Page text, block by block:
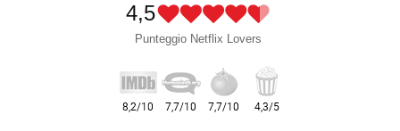
4,5
Punteggio Netflix Lovers